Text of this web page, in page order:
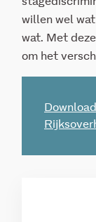
willen wel
wat. Met
om het